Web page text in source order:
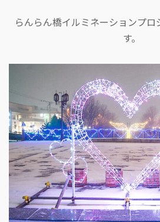
らんらん橋イルミネーションプロ
す。